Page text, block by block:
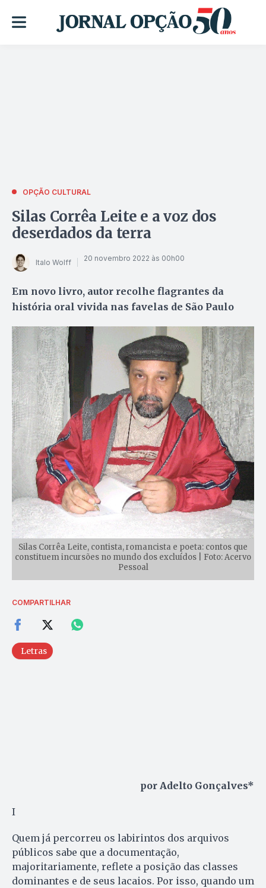
OPÇÃO CULTURAL
Silas Corrêa Leite e a voz dos
deserdados da terra
Italo Wolff 20 novembro 2022 às 00h00
Em novo livro, autor recolhe flagrantes da
história oral vivida nas favelas de São Paulo
Silas Corrêa Leite, contista, romancista e poeta: contos que
constituem incursões no mundo dos excluídos | Foto: Acervo
Pessoal
COMPARTILHAR
Letras
por Adelto Gonçalves*
I
Quem já percorreu os labirintos dos arquivos
públicos sabe que a documentação,
majoritariamente, reflete a posição das classes
dominantes e de seus lacaios. Por isso, quando um